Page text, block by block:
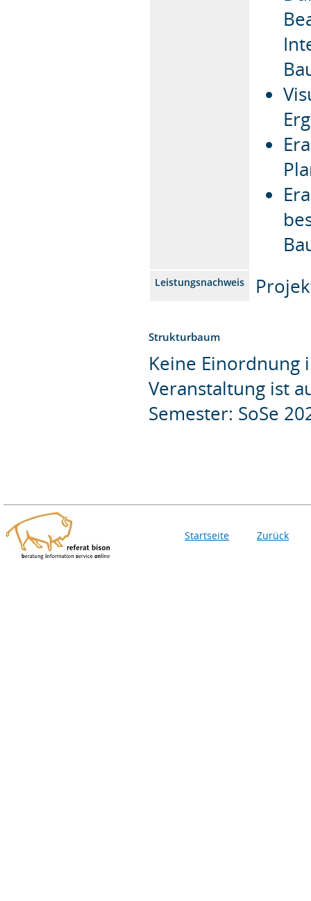
Leistungsnachweis
Strukturbaum
Keine Einordnung
Veranstaltung ist
Semester: SoSe
Startseite Zurück